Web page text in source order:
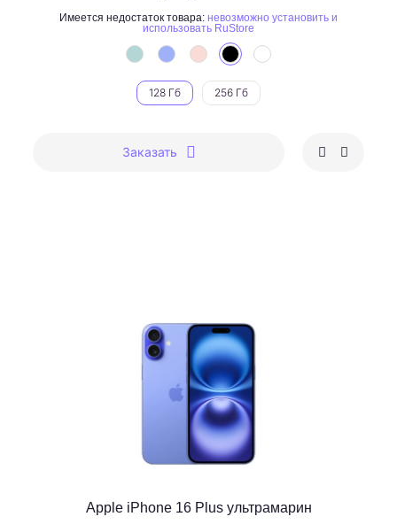
Имеется недостаток товара: невозможно установить и
использовать RuStore
128 Гб 256 Гб
Заказать
Apple iPhone 16 Plus ультрамарин